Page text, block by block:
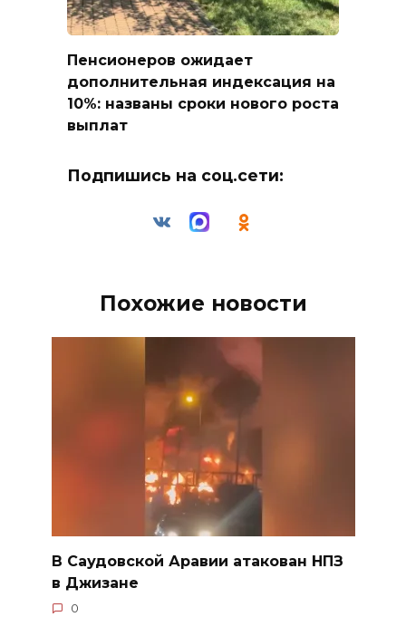
Пенсионеров ожидает
дополнительная индексация на
10%: названы сроки нового роста
выплат
Подпишись на соц.сети:
Похожие новости
В Саудовской Аравии атакован НПЗ
в Джизане
0